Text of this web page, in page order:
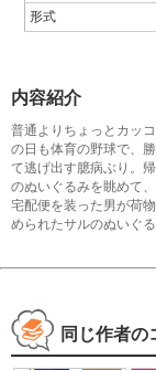
形式
内容紹介
普通よりちょっとカッ
の日も体育の野球で、
て逃げ出す臆病ぶり。
のぬいぐるみを眺めて
宅配便を装った男が荷
められたサルのぬいぐ
同じ作者の